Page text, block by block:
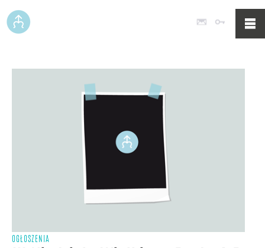
Poczta
OGŁOSZENIA